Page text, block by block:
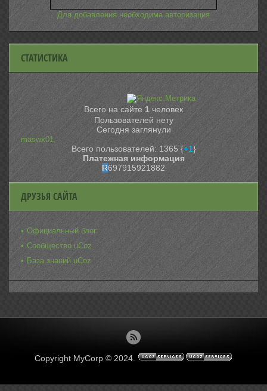
Для добавления необходима авторизация
СТАТИСТИКА
Всего на сайте 1 человек
Пользователей нету
Сегодня заглянули
maswx01,
Всего пользователей: 1365 {+1}
Платежная информация
R697915921882
ДРУЗЬЯ САЙТА
Официальный блог
Сообщество uCoz
База знаний uCoz
Copyright MyCorp © 2024.